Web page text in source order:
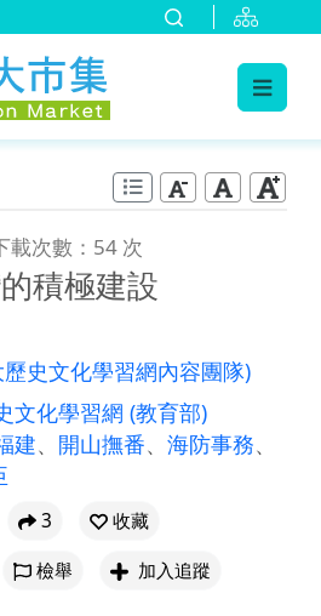
載次數：54 次
積極建設
史文化學習網內容團隊)
文化學習網 (教育部)
建、 開山撫番、 海防事務、
3
收藏
檢舉 加入追蹤